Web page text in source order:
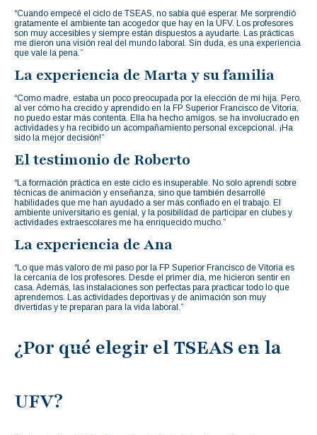
“Cuando empecé el ciclo de TSEAS, no sabía qué esperar. Me sorprendió
gratamente el ambiente tan acogedor que hay en la UFV. Los profesores
son muy accesibles y siempre están dispuestos a ayudarte. Las prácticas
me dieron una visión real del mundo laboral. Sin duda, es una experiencia
que vale la pena.”
La experiencia de Marta y su familia
“Como madre, estaba un poco preocupada por la elección de mi hija. Pero,
al ver cómo ha crecido y aprendido en la FP Superior Francisco de Vitoria,
no puedo estar más contenta. Ella ha hecho amigos, se ha involucrado en
actividades y ha recibido un acompañamiento personal excepcional. ¡Ha
sido la mejor decisión!”
El testimonio de Roberto
“La formación práctica en este ciclo es insuperable. No solo aprendí sobre
técnicas de animación y enseñanza, sino que también desarrollé
habilidades que me han ayudado a ser más confiado en el trabajo. El
ambiente universitario es genial, y la posibilidad de participar en clubes y
actividades extraescolares me ha enriquecido mucho.”
La experiencia de Ana
“Lo que más valoro de mi paso por la FP Superior Francisco de Vitoria es
la cercanía de los profesores. Desde el primer día, me hicieron sentir en
casa. Además, las instalaciones son perfectas para practicar todo lo que
aprendemos. Las actividades deportivas y de animación son muy
divertidas y te preparan para la vida laboral.”
¿Por qué elegir el TSEAS en la
UFV?